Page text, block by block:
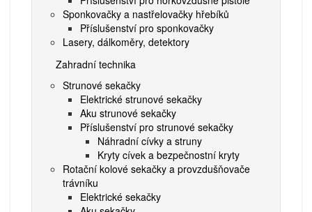
Sponkovačky a nastřelovačky hřebíků
Příslušenství pro sponkovačky
Lasery, dálkoměry, detektory
Zahradní technika
Strunové sekačky
Elektrické strunové sekačky
Aku strunové sekačky
Příslušenství pro strunové sekačky
Náhradní cívky a struny
Kryty cívek a bezpečnostní kryty
Rotační kolové sekačky a provzdušňovače
trávníku
Elektrické sekačky